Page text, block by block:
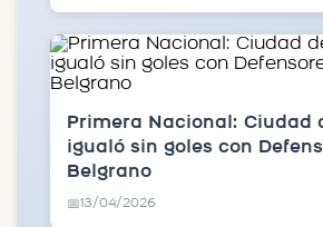
Primera Nacional: Ciudad
igualó sin goles con
Belgrano
📅13/04/2026